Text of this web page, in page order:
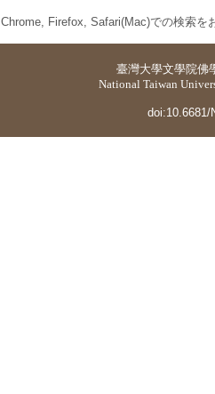
Chrome, Firefox, Safari(Mac)での検索を
臺灣大學文學院佛
National Taiwan
doi:10.6681/